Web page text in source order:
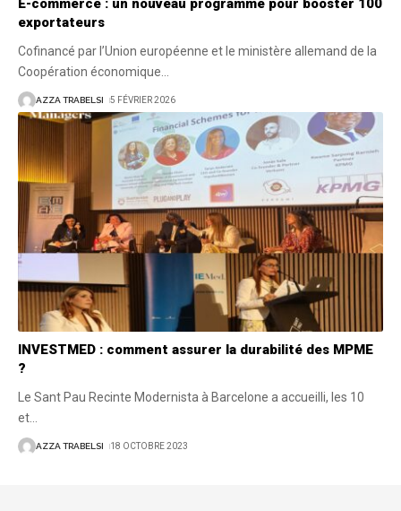
E-commerce : un nouveau programme pour booster 100
exportateurs
Cofinancé par l’Union européenne et le ministère allemand de la
Coopération économique
AZZA TRABELSI 5 FÉVRIER 2026
INVESTMED : comment assurer la durabilité des MPME
?
Le Sant Pau Recinte Modernista à Barcelone a accueilli, les 10
et
AZZA TRABELSI 18 OCTOBRE 2023